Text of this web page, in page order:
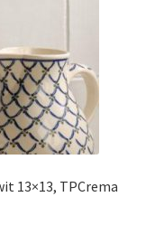
13×13, TPCrema